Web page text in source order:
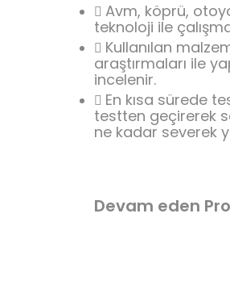
Avm, köprü,
teknoloji ile
Kullanılan
araştırmaları ile
incelenir.
En kısa sürede
testten geçirerek
ne kadar severek
Devam eden